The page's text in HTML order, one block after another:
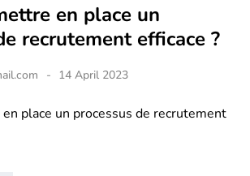
en place un
recrutement efficace ?
14 April 2023
place un processus de recrutement